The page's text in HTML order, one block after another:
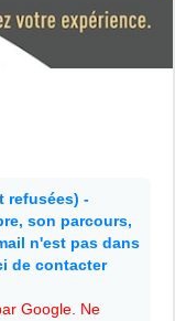
refusées) -
son parcours,
n'est pas dans
de contacter
Google. Ne